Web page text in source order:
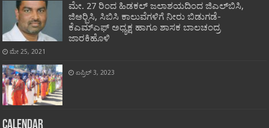
ಮೇ. 27 ರಿಂದ ಹಿಡಕಲ್ ಜಲಾಶಯದಿಂದ ಜಿಎಲ್‍ಬಿಸಿ,
ಜಿಆರ್‍ಬಿಸಿ, ಸಿಬಿಸಿ ಕಾಲುವೆಗಳಿಗೆ ನೀರು ಬಿಡುಗಡೆ-
ಕೆಎಮ್‍ಎಫ್ ಅಧ್ಯಕ್ಷ ಹಾಗೂ ಶಾಸಕ ಬಾಲಚಂದ್ರ
ಜಾರಕಿಹೊಳಿ
ಮೇ 25, 2021
ಏಪ್ರಿಲ್ 3, 2023